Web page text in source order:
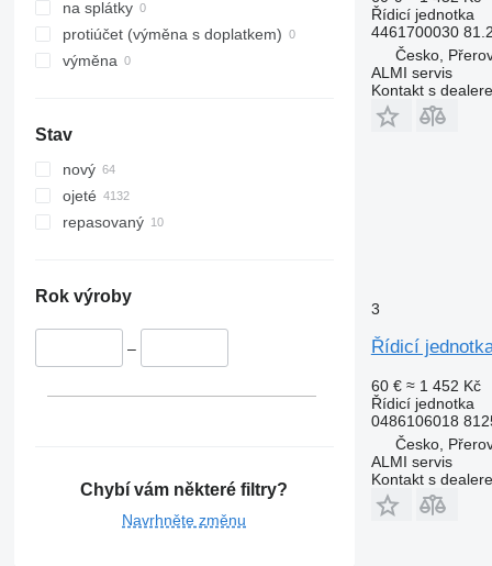
na splátky
protiúčet (výměna s doplatkem)
výměna
Stav
nový
ojeté
repasovaný
Rok výroby
–
Chybí vám některé filtry?
Navrhněte změnu
Řídicí jednotka
4461700030
Česko,
ALMI servis
Kontakt s
3
Řídicí
60 € ≈ 1 452 Kč
Řídicí jednotka
0486106018
Česko,
ALMI servis
Kontakt s